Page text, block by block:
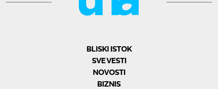
BLISKI ISTOK
SVE VESTI
NOVOSTI
BIZNIS